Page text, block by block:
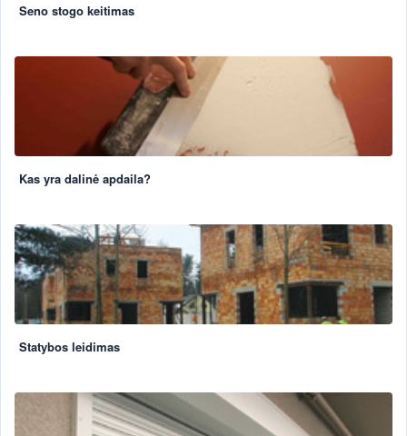
Seno stogo keitimas
Kas yra dalinė apdaila?
Statybos leidimas